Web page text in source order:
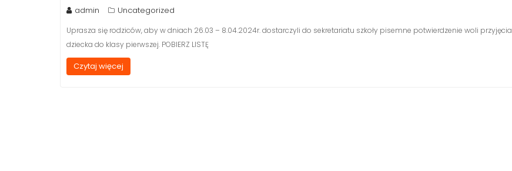
admin Uncategorized
Uprasza się rodziców, aby w dniach 26.03 – 8.04.2024r. dostarczyli do sekretariatu szkoły pisemne potwierdzenie woli przyjęcia
dziecka do klasy pierwszej. POBIERZ LISTĘ
Czytaj więcej